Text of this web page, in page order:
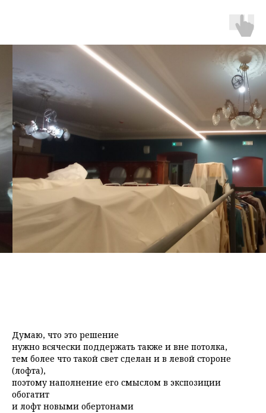
Думаю, что это решение
нужно всячески поддержать также и вне потолка,
тем более что такой свет сделан и в левой стороне
(лофта),
поэтому наполнение его смыслом в экспозиции
обогатит
и лофт новыми обертонами